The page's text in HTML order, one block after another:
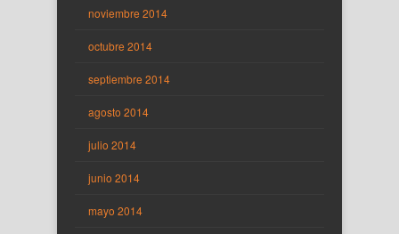
noviembre 2014
octubre 2014
septiembre 2014
agosto 2014
julio 2014
junio 2014
mayo 2014